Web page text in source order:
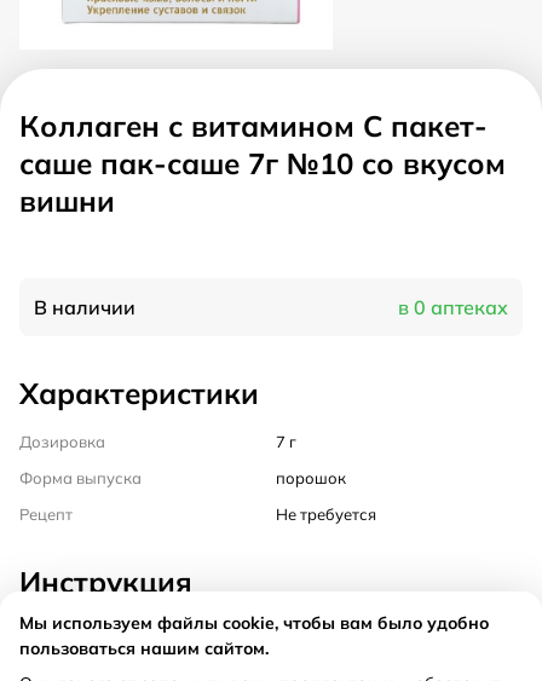
Коллаген с витамином С пакет-
саше пак-саше 7г №10 со вкусом
вишни
В наличии в 0 аптеках
Характеристики
Дозировка
7 г
Форма выпуска
порошок
Рецепт
Не требуется
Инструкция
Состав
Мы используем файлы cookie, чтобы вам было удобно
пользоваться нашим сайтом.